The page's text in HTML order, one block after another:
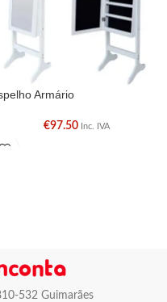
Armário
€97.50 Inc. IVA
532 Guimarães